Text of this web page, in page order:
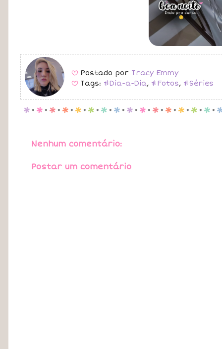
B Postado por Tracy Emmy
B Tags: #Dia-a-Dia, #Fotos, #Séries
p . p . p . p . p . p . p . p . p . p . p . p . p . p . p .
Nenhum comentário:
Postar um comentário